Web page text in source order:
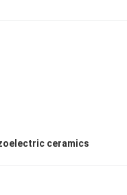
ceramics